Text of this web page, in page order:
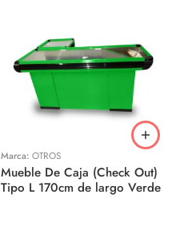
Marca: OTROS
Mueble De Caja (Check Out)
Tipo L 170cm de largo Verde